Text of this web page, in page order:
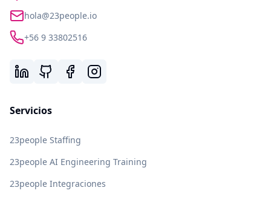
hola@23people.io
+56 9 33802516
Servicios
23people Staffing
23people AI Engineering Training
23people Integraciones